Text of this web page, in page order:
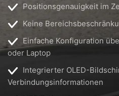
Positionsgenauigkeit im
Keine
Einfache Konfiguration
oder Laptop
Integrierter OLED-
Verbindungsinformationen